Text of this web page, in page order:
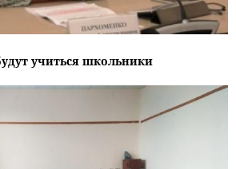
учиться школьники